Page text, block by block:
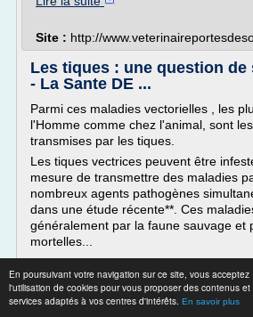
En poursuivant votre navigation sur ce site, vous acceptez
l'utilisation de cookies pour vous proposer des contenus et
services adaptés à vos centres d'intérêts. En savoir plus
Site : http://
Les tiques : une question de
- La Sante DE ...
Parmi ces maladies vectorielles , les
l'Homme comme chez l'animal, sont
transmises par les tiques.
Les tiques vectrices peuvent être
mesure de transmettre des maladies
nombreux agents pathogènes
dans une étude récente**. Ces
généralement par la faune sauvage et
mortelles...
Site :http://www.lasantedemonchien.fr